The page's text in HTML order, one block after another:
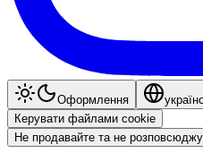
Оформлення
Керувати файлами cookie
Не продавайте та не